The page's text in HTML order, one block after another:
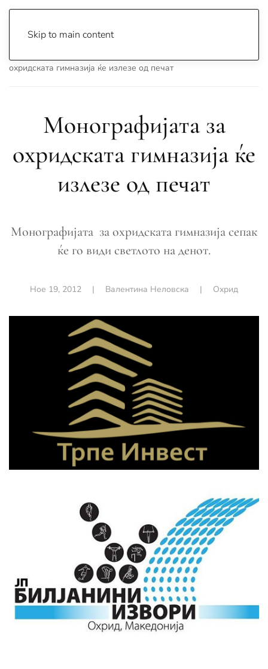
Skip to main content
охридската гимназија ќе излезе од печат
Монографијата за
охридската гимназија ќе
излезе од печат
Монографијата за охридската гимназија сепак
ќе го види светлото на денот.
Ное 19, 2012 | Валентина Неловска | Охрид